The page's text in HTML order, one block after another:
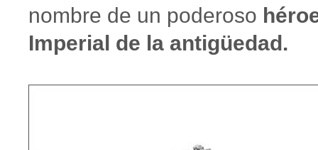
nombre de un poderoso
Imperial de la antigüedad.